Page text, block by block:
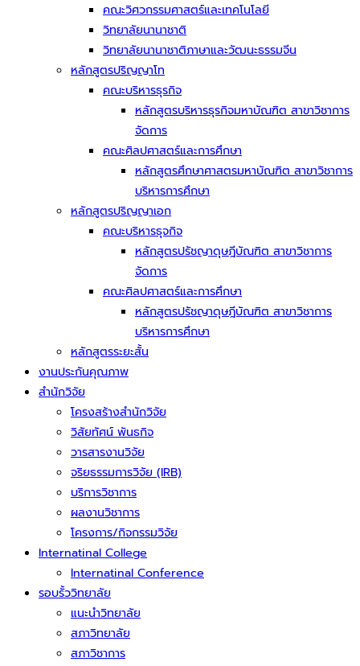
คณะวิศวกรรมศาสตร์และเทคโนโลยี
วิทยาลัยนานาชาติ
วิทยาลัยนานาชาติภาษาและวัฒนะธรรมจีน
หลักสูตรปริญญาโท
คณะบริหารธุรกิจ
หลักสูตรบริหารธุรกิจมหาบัณฑิต สาขาวิชาการ
จัดการ
คณะศิลปศาสตร์และการศึกษา
หลักสูตรศึกษาศาสตรมหาบัณฑิต สาขาวิชาการ
บริหารการศึกษา
หลักสูตรปริญญาเอก
คณะบริหารธุจกิจ
หลักสูตรปรัชญาดุษฎีบัณฑิต สาขาวิชาการ
จัดการ
คณะศิลปศาสตร์และการศึกษา
หลักสูตรปรัชญาดุษฎีบัณฑิต สาขาวิชาการ
บริหารการศึกษา
หลักสูตรระยะสั้น
งานประกันคุณภาพ
สำนักวิจัย
โครงสร้างสำนักวิจัย
วิสัยทัศน์ พันธกิจ
วารสารงานวิจัย
จริยธรรมการวิจัย (IRB)
บริการวิชาการ
ผลงานวิชาการ
โครงการ/กิจกรรมวิจัย
Internatinal College
Internatinal Conference
รอบรั้ววิทยาลัย
แนะนำวิทยาลัย
สภาวิทยาลัย
สภาวิชาการ